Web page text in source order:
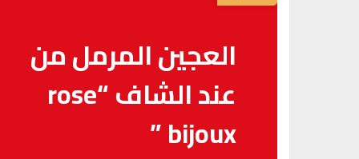
العجين المرمل من
عند الشاف “rose
bijoux ”